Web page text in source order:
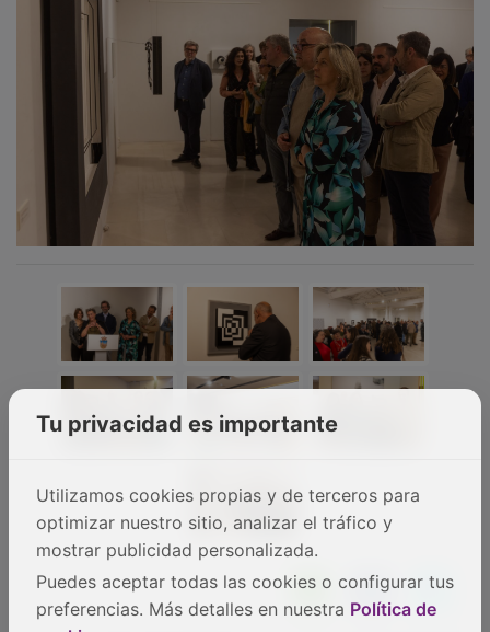
NOTICIAS RELACIONADAS
Tu privacidad es importante
Utilizamos cookies propias y de terceros para
optimizar nuestro sitio, analizar el tráfico y
mostrar publicidad personalizada.
Puedes aceptar todas las cookies o configurar tus
preferencias. Más detalles en nuestra Política de